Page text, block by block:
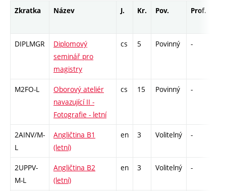
Zkratka Název J. Kr. Pov. Prof.
DIPLMGR
Diplomový
seminář pro
magistry
cs 5 Povinný -
M2FO-L
Oborový ateliér
navazující II -
Fotografie - letní
cs 15 Povinný -
2AINV/M-
L
Angličtina B1
(letní)
en 3 Volitelný -
2UPPV-
M-L
Angličtina B2
(letní)
en 3 Volitelný -